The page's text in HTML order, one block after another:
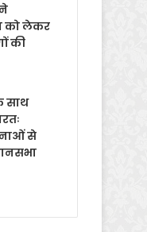
को लेकर
की
साथ
से